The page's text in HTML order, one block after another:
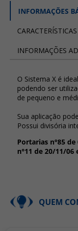
INFORMAÇÕES
INFORMAÇÕES
O Sistema X é
podendo ser
de pequeno e
Sua aplicação
Possui divisória
Portarias n°85 de
n°11 de 20/11/06
QUEM